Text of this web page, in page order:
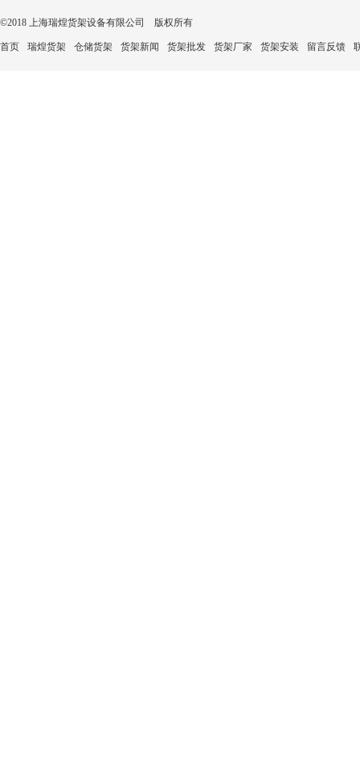
©2018 上海瑞煌货架设备有限公司 版权所有
首页 瑞煌货架 仓储货架 货架新闻 货架批发 货架厂家 货架安装 留言反馈